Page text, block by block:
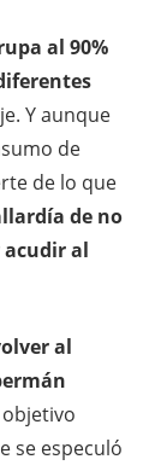
al 90%
Y aunque
de
de lo que
de no
acudir al
al
se especuló